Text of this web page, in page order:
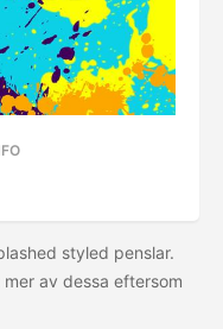
styled penslar.
av dessa eftersom